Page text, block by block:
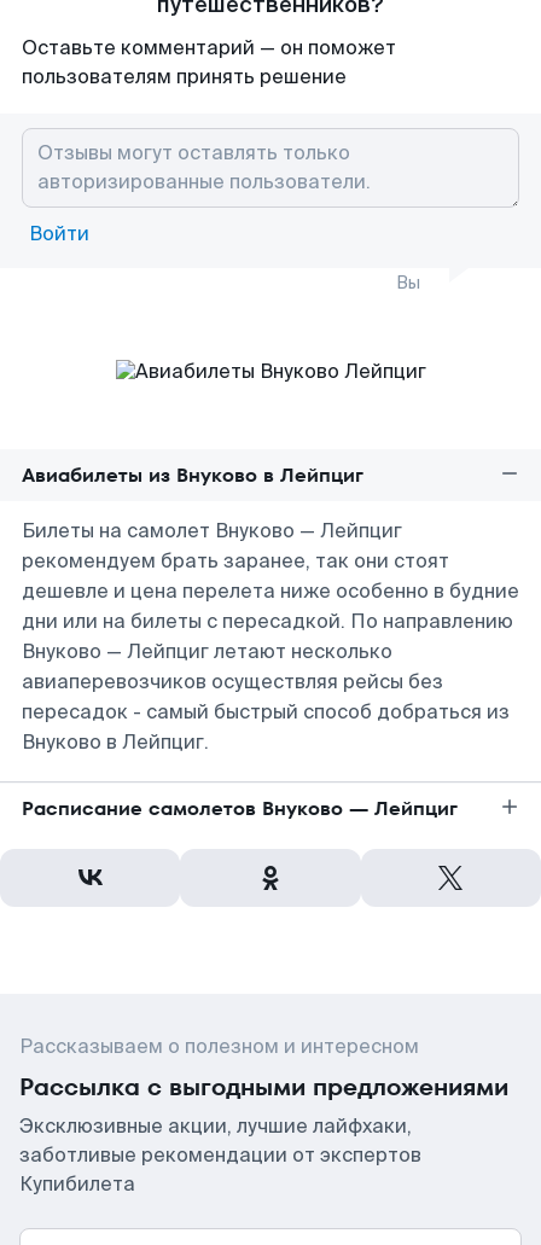
Оставьте комментарий — он поможет
пользователям принять решение
Войти
Вы
Авиабилеты из Внуково в Лейпциг
Билеты на самолет Внуково — Лейпциг
рекомендуем брать заранее, так они стоят
дешевле и цена перелета ниже особенно в будние
дни или на билеты с пересадкой. По направлению
Внуково — Лейпциг летают несколько
авиаперевозчиков осуществляя рейсы без
пересадок - самый быстрый способ добраться из
Внуково в Лейпциг.
Расписание самолетов Внуково — Лейпциг
Рассказываем о полезном и интересном
Рассылка с выгодными предложениями
Эксклюзивные акции, лучшие лайфхаки,
заботливые рекомендации от экспертов
Купибилета